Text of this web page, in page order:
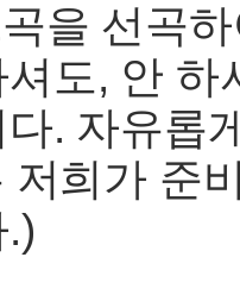
을 선곡
도, 안
. 자유롭
저희가 준